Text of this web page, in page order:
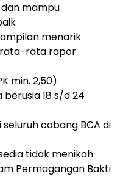
mampu
menarik
rata-rata rapor
min. 2,50)
18 s/d 24
cabang BCA di
tidak menikah
Permagangan Bakti